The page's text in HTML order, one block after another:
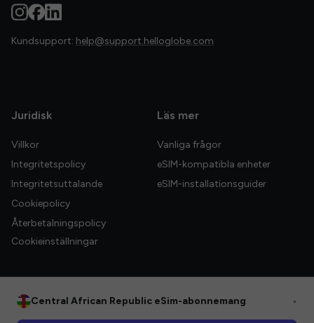
Kundsupport: help@support.helloglobe.com
Juridisk
Villkor
Integritetspolicy
Integritetsuttalande
Cookiepolicy
Återbetalningspolicy
Cookieinställningar
Läs mer
Vanliga frågor
eSIM-kompatibla enheter
eSIM-installationsguider
Central African Republic eSim-abonnemang •